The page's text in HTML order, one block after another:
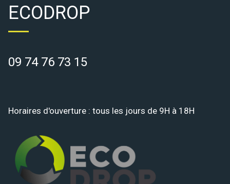
ECODROP
09 74 76 73 15
Horaires d'ouverture : tous les jours de 9H à 18H